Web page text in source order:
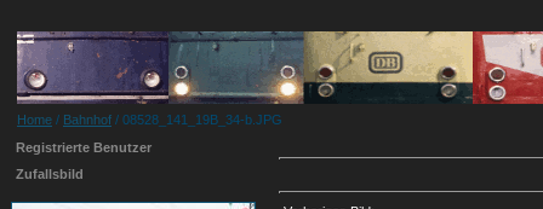
Home / Bahnhof / 08528_141_19B_34-b.JPG
Registrierte Benutzer
Zufallsbild